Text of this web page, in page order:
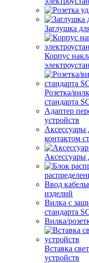
Заглушка
Корпус
Розетка/
стандарта
Адаптер
устройств
Аксессуары
контактом
Аксессуары
Ввод
изделий
Вилка с
стандарта
Вилка/
Вставка
устройств